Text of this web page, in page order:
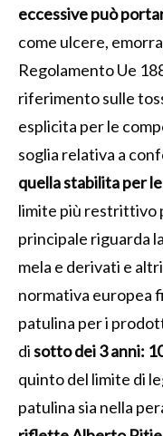
eccessive può
come ulcere,
Regolamento Ue
riferimento sulle
esplicita per le
soglia relativa a
quella stabilita per
limite più restrittivo
principale riguarda
mela e derivati e
normativa europea
patulina per i
disotto dei 3 anni:
quinto del limite di
patulina sia nella